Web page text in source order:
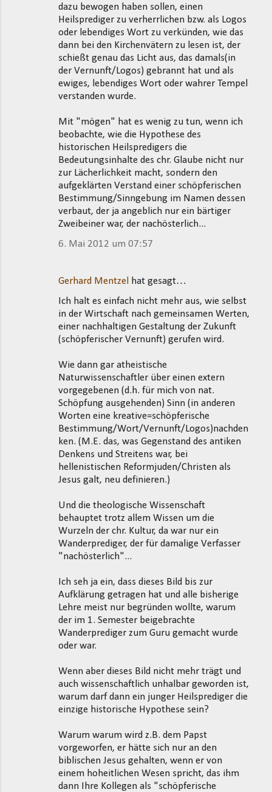
dazu bewogen haben sollen, einen
Heilsprediger zu verherrlichen bzw. als Logos
oder lebendiges Wort zu verkünden, wie das
dann bei den Kirchenvätern zu lesen ist, der
schießt genau das Licht aus, das damals(in
der Vernunft/Logos) gebrannt hat und als
ewiges, lebendiges Wort oder wahrer Tempel
verstanden wurde.
Mit "mögen" hat es wenig zu tun, wenn ich
beobachte, wie die Hypothese des
historischen Heilspredigers die
Bedeutungsinhalte des chr. Glaube nicht nur
zur Lächerlichkeit macht, sondern den
aufgeklärten Verstand einer schöpferischen
Bestimmung/Sinngebung im Namen dessen
verbaut, der ja angeblich nur ein bärtiger
Zweibeiner war, der nachösterlich...
6. Mai 2012 um 07:57
Gerhard Mentzel
hat gesagt…
Ich halt es einfach nicht mehr aus, wie selbst
in der Wirtschaft nach gemeinsamen Werten,
einer nachhaltigen Gestaltung der Zukunft
(schöpferischer Vernunft) gerufen wird.
Wie dann gar atheistische
Naturwissenschaftler über einen extern
vorgegebenen (d.h. für mich von nat.
Schöpfung ausgehenden) Sinn (in anderen
Worten eine kreative=schöpferische
Bestimmung/Wort/Vernunft/Logos)nachden
ken. (M.E. das, was Gegenstand des antiken
Denkens und Streitens war, bei
hellenistischen Reformjuden/Christen als
Jesus galt, neu definieren.)
Und die theologische Wissenschaft
behauptet trotz allem Wissen um die
Wurzeln der chr. Kultur, da war nur ein
Wanderprediger, der für damalige Verfasser
"nachösterlich"...
Ich seh ja ein, dass dieses Bild bis zur
Aufklärung getragen hat und alle bisherige
Lehre meist nur begründen wollte, warum
der im 1. Semester beigebrachte
Wanderprediger zum Guru gemacht wurde
oder war.
Wenn aber dieses Bild nicht mehr trägt und
auch wissenschaftlich unhalbar geworden ist,
warum darf dann ein junger Heilsprediger die
einzige historische Hypothese sein?
Warum warum wird z.B. dem Papst
vorgeworfen, er hätte sich nur an den
biblischen Jesus gehalten, wenn er von
einem hoheitlichen Wesen spricht, das ihm
dann Ihre Kollegen als "schöpferische